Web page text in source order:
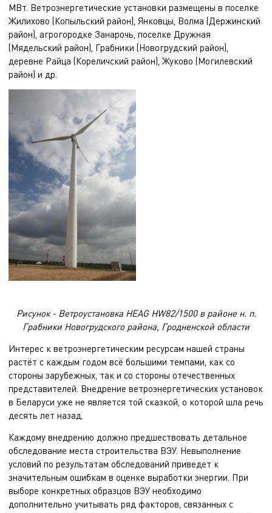
МВт. Ветроэнергетические установки размещены в поселке
Жилихово (Копыльский район), Янковцы, Волма (Держинский
район), агрогородке Занарочь, поселке Дружная
(Мядельский район), Грабники (Новогрудский район),
деревне Райца (Кореличский район), Жуково (Могилевский
район) и др.
Рисунок - Ветроустановка HEAG HW82/1500 в районе н. п.
Грабники Новогрудского района, Гродненской области
Интерес к ветроэнергетическим ресурсам нашей страны
растёт с каждым годом всё большими темпами, как со
стороны зарубежных, так и со стороны отечественных
представителей. Внедрение ветроэнергетических установок
в Беларуси уже не является той сказкой, о которой шла речь
десять лет назад.
Каждому внедрению должно предшествовать детальное
обследование места строительства ВЭУ. Невыполнение
условий по результатам обследований приведет к
значительным ошибкам в оценке выработки энергии. При
выборе конкретных образцов ВЭУ необходимо
дополнительно учитывать ряд факторов, связанных с